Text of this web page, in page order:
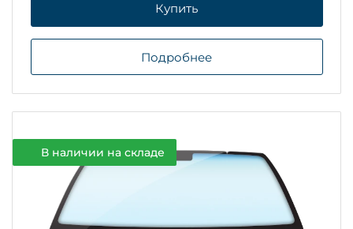
Купить
Подробнее
В наличии на складе